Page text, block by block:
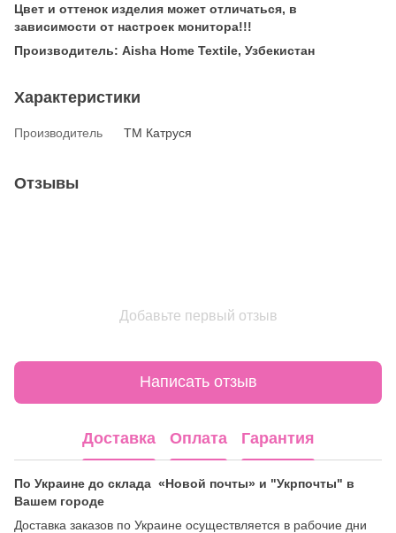
Цвет и оттенок изделия может отличаться, в
зависимости от настроек монитора!!!
Производитель: Aisha Home Textile, Узбекистан
Характеристики
Производитель ТМ Катруся
Отзывы
Добавьте первый отзыв
Написать отзыв
Доставка Оплата Гарантия
По Украине до склада «Новой почты» и "Укрпочты" в
Вашем городе
Доставка заказов по Украине осуществляется в рабочие дни